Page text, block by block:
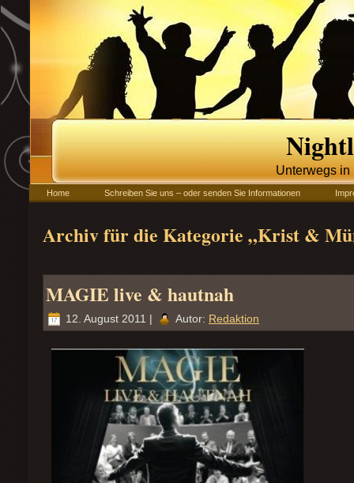
Unterwegs in
Home Schreiben Sie uns – oder senden Sie Informationen
Archiv für die Kategorie „Krist &
MAGIE live & hautnah
12. August 2011 | Autor: Redaktion